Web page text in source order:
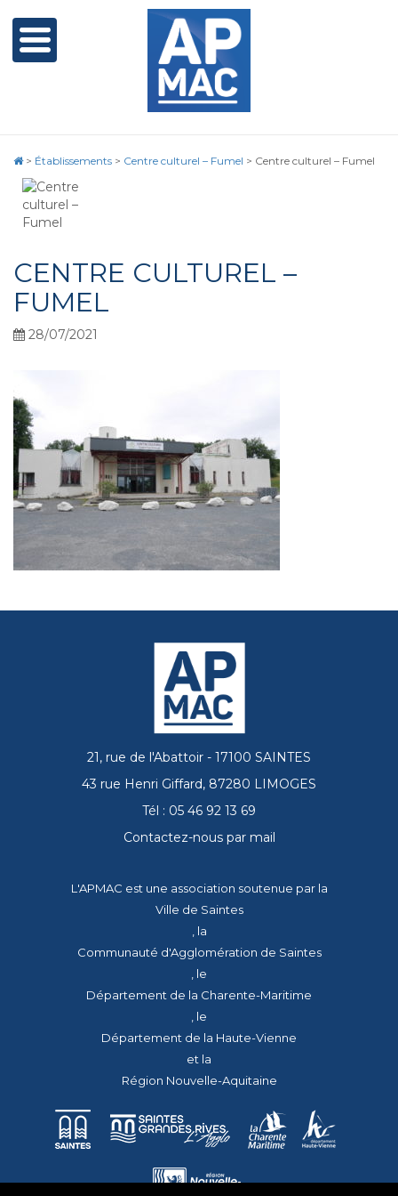
> Établissements > Centre culturel – Fumel > Centre culturel – Fumel
CENTRE CULTUREL –
FUMEL
28/07/2021
21, rue de l'Abattoir - 17100 SAINTES
43 rue Henri Giffard, 87280 LIMOGES
Tél : 05 46 92 13 69
Contactez-nous par mail
L'APMAC est une association soutenue par la
Ville de Saintes
, la
Communauté d'Agglomération de Saintes
, le
Département de la Charente-Maritime
, le
Département de la Haute-Vienne
et la
Région Nouvelle-Aquitaine